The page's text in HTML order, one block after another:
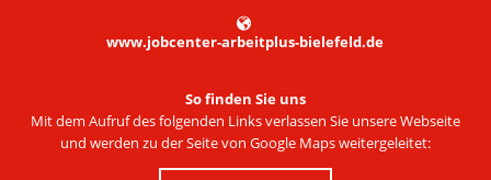
www.jobcenter-arbeitplus-bielefeld.de
So finden Sie uns
Mit dem Aufruf des folgenden Links verlassen Sie unsere Webseite
und werden zu der Seite von Google Maps weitergeleitet: